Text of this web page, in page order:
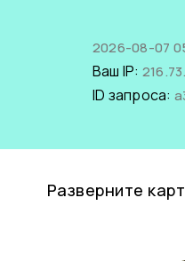
2026-08-07
Ваш IP:
ID запроса:
Разверните